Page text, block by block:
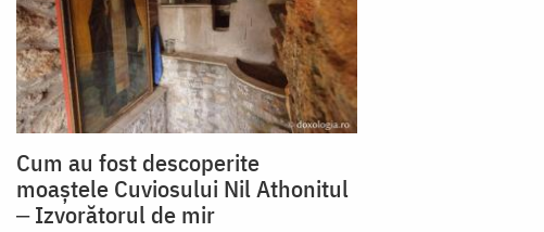
Cum au fost descoperite
moaștele Cuviosului Nil Athonitul
‒ Izvorătorul de mir